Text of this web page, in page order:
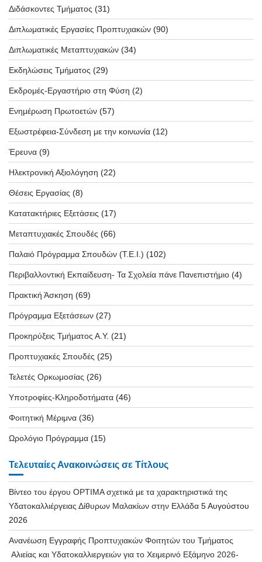
Διδάσκοντες Τμήματος (31)
Διπλωματικές Εργασίες Προπτυχιακών (90)
Διπλωματικές Μεταπτυχιακών (34)
Εκδηλώσεις Τμήματος (29)
Εκδρομές-Εργαστήριο στη Φύση (2)
Ενημέρωση Πρωτοετών (57)
Εξωστρέφεια-Σύνδεση με την κοινωνία (12)
Έρευνα (9)
Ηλεκτρονική Αξιολόγηση (22)
Θέσεις Εργασίας (8)
Κατατακτήριες Εξετάσεις (17)
Μεταπτυχιακές Σπουδές (66)
Παλαιό Πρόγραμμα Σπουδών (T.E.I.) (102)
Περιβαλλοντική Εκπαίδευση- Τα Σχολεία πάνε Πανεπιστήμιο (4)
Πρακτική Άσκηση (69)
Πρόγραμμα Εξετάσεων (27)
Προκηρύξεις Τμήματος Α.Υ. (21)
Προπτυχιακές Σπουδές (25)
Τελετές Ορκωμοσίας (26)
Υποτροφίες-Κληροδοτήματα (46)
Φοιτητική Μέριμνα (36)
Ωρολόγιο Πρόγραμμα (15)
Τελευταίες Ανακοινώσεις σε Τίτλους
Βίντεο του έργου OPTIMA σχετικά με τα χαρακτηριστικά της
Υδατοκαλλιέργειας Δίθυρων Μαλακίων στην Ελλάδα 5 Αυγούστου
2026
Ανανέωση Εγγραφής Προπτυχιακών Φοιτητών του Τμήματος
Αλιείας και Υδατοκαλλιεργειών για το Χειμερινό Εξάμηνο 2026-